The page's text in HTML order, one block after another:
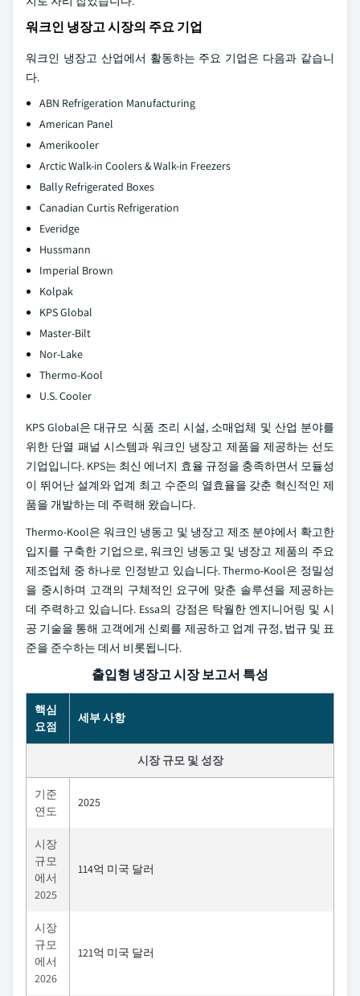
워크인 냉장고 시장의 주요 기업
워크인 냉장고 산업에서 활동하는 주요 기업은 다음과 같습니
다.
ABN Refrigeration Manufacturing
American Panel
Amerikooler
Arctic Walk-in Coolers & Walk-in Freezers
Bally Refrigerated Boxes
Canadian Curtis Refrigeration
Everidge
Hussmann
Imperial Brown
Kolpak
KPS Global
Master-Bilt
Nor-Lake
Thermo-Kool
U.S. Cooler
KPS Global은 대규모 식품 조리 시설, 소매업체 및 산업 분야를
위한 단열 패널 시스템과 워크인 냉장고 제품을 제공하는 선도
기업입니다. KPS는 최신 에너지 효율 규정을 충족하면서 모듈성
이 뛰어난 설계와 업계 최고 수준의 열효율을 갖춘 혁신적인 제
품을 개발하는 데 주력해 왔습니다.
Thermo-Kool은 워크인 냉동고 및 냉장고 제조 분야에서 확고한
입지를 구축한 기업으로, 워크인 냉동고 및 냉장고 제품의 주요
제조업체 중 하나로 인정받고 있습니다. Thermo-Kool은 정밀성
을 중시하며 고객의 구체적인 요구에 맞춘 솔루션을 제공하는
데 주력하고 있습니다. Essa의 강점은 탁월한 엔지니어링 및 시
공 기술을 통해 고객에게 신뢰를 제공하고 업계 규정, 법규 및 표
준을 준수하는 데서 비롯됩니다.
출입형 냉장고 시장 보고서 특성
핵심
요점
세부 사항
시장 규모 및 성장
기준
연도
2025
시장
규모
에서
2025
114억 미국 달러
시장
규모
에서
2026
121억 미국 달러